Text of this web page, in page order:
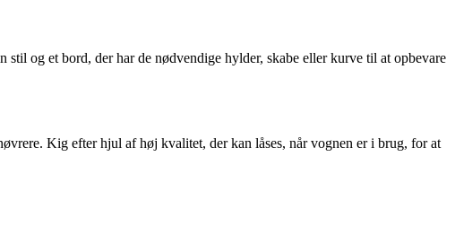
og et bord, der har de nødvendige hylder, skabe eller kurve til at opbevare
Kig efter hjul af høj kvalitet, der kan låses, når vognen er i brug, for at